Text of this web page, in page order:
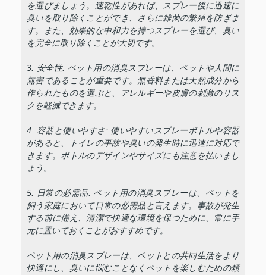
を選びましょう。速乾性があれば、スプレー後に迅速に
臭いを取り除くことができ、さらに雑菌の繁殖を防ぎま
す。また、効果的な中和力を持つスプレーを選び、臭い
を完全に取り除くことが大切です。
3. 安全性: ペット用の消臭スプレーは、ペットや人間に
無害であることが重要です。無香料または天然成分から
作られたものを選ぶと、アレルギーや皮膚の刺激のリス
クを軽減できます。
4. 容器と使いやすさ: 使いやすいスプレーボトルや容器
があると、トイレの事故や臭いの発生時に迅速に対応で
きます。ボトルのデザインやサイズにも注意を払いまし
ょう。
5. 日常の必需品: ペット用の消臭スプレーは、ペットを
飼う家庭において日常の必需品と言えます。事故が発生
する前に備え、清潔で快適な環境を保つために、常に手
元に置いておくことがおすすめです。
ペット用の消臭スプレーは、ペットとの共同生活をより
快適にし、臭いに悩むことなくペットを楽しむための頼